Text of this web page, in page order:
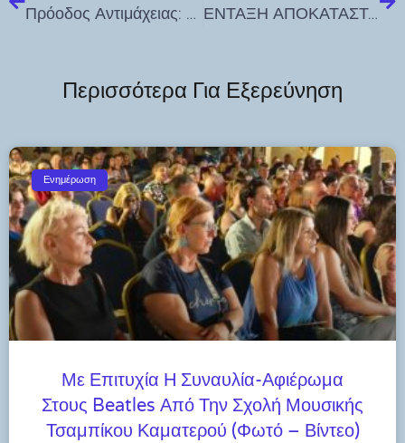
Πρόοδος Αντιμάχειας: Εκλογές την Κυριακή 14 Απριλίου ΕΝΤΑΞΗ ΑΠΟΚΑΤΑΣΤΑΣΗΣ ΔΩΜΑΤΩΝ & ΤΟΙΧΟΓΡΑΦΙΩΝ ΙΕΡΑΣ ΜΟΝΗΣ ΠΑΤΜΟΥ ΣΤΟ ΠΕΠ 2021-2027
Περισσότερα Για Εξερεύνηση
Ενημέρωση
Με Επιτυχία Η Συναυλία-Αφιέρωμα
Στους Beatles Από Την Σχολή Μουσικής
Τσαμπίκου Καματερού (φωτό – Βίντεο)